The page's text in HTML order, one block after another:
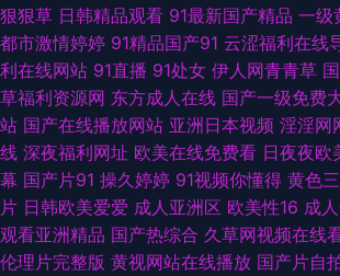
精品免费国 亚洲av先锋网 91在线资源站 五月天亚州
婷婷五月影院 中文字幕在线欧洲 福利Av在线播放 午
真人免费看 久热国产久9 中文字幕va影音先锋 黄页仓
ab 色五月麻豆婷婷 AV五男人天堂 欧美精品久久乱
产精品久久… 首页日韩 俺来也伦理黄91 丝袜另类亚
狠狠草 日韩精品观看 91最新国产精品 一级
都市激情婷婷 91精品国产91 云涩福利在线
利在线网站 91直播 91处女 伊人网青青草
草福利资源网 东方成人在线 国产一级免费
站 国产在线播放网站 亚洲日本视频 淫淫网
线 深夜福利网址 欧美在线免费看 日夜夜欧
幕 国产片91 操久婷婷 91视频你懂得 黄色
片 日韩欧美爱爱 成人亚洲区 欧美性16 成
观看亚洲精品 国产热综合 久草网视频在线
伦理片完整版 黄视网站在线播放 国产片自